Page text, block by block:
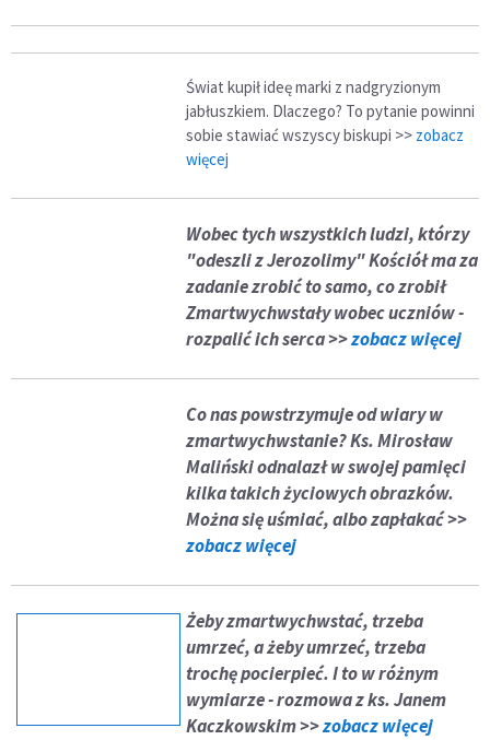
Świat kupił ideę marki z nadgryzionym
jabłuszkiem. Dlaczego? To pytanie powinni
sobie stawiać wszyscy biskupi >> zobacz
więcej
Wobec tych wszystkich ludzi, którzy
"odeszli z Jerozolimy" Kościół ma za
zadanie zrobić to samo, co zrobił
Zmartwychwstały wobec uczniów -
rozpalić ich serca >>zobacz więcej
Co nas powstrzymuje od wiary w
zmartwychwstanie? Ks. Mirosław
Maliński odnalazł w swojej pamięci
kilka takich życiowych obrazków.
Można się uśmiać, albo zapłakać >>
zobacz więcej
Żeby zmartwychwstać, trzeba
umrzeć, a żeby umrzeć, trzeba
trochę pocierpieć. I to w różnym
wymiarze - rozmowa z ks. Janem
Kaczkowskim >>zobacz więcej